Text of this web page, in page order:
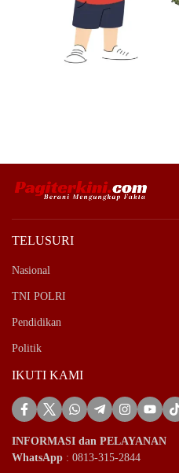
TELUSURI
Nasional
TNI POLRI
Pendidikan
Politik
IKUTI KAMI
INFORMASI dan PELAYANAN
WhatsApp : 0813-315-2844